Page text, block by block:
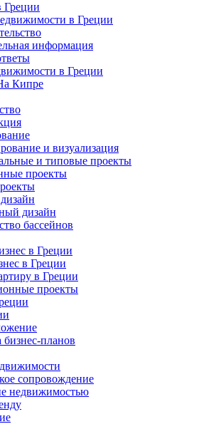
Греции
в Греции
информация
в Греции
Кипре
и визуализация
и типовые проекты
проекты
дизайн
бассейнов
в Греции
в Греции
в Греции
проекты
бизнес-планов
сопровождение
недвижимостью